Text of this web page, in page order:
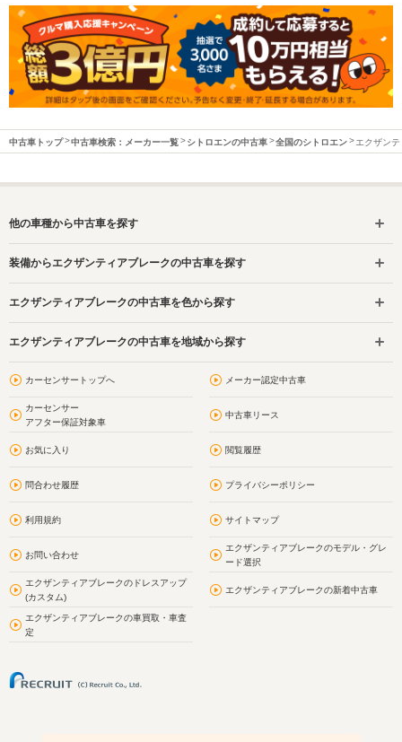
中古車トップ 中古車検索：メーカー一覧 シトロエンの中古車 全国のシトロエン エクザン
他の車種から中古車を探す
装備からエクザンティアブレークの中古車を探す
エクザンティアブレークの中古車を色から探す
エクザンティアブレークの中古車を地域から探す
カーセンサートップへ メーカー認定中古車
カーセンサー
アフター保証対象車
中古車リース
お気に入り 閲覧履歴
問合わせ履歴 プライバシーポリシー
利用規約 サイトマップ
お問い合わせ
エクザンティアブレークのモデル・グレ
ード選択
エクザンティアブレークのドレスアップ
(カスタム)
エクザンティアブレークの新着中古車
エクザンティアブレークの車買取・車査
定